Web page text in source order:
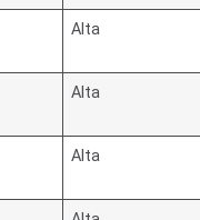
Alta
Alta
Alta